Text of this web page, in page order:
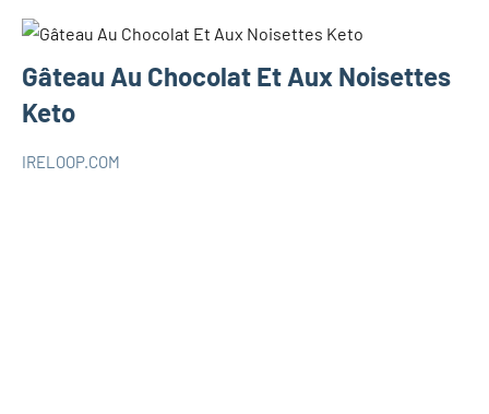
Gâteau Au Chocolat Et Aux Noisettes
Keto
IRELOOP.COM